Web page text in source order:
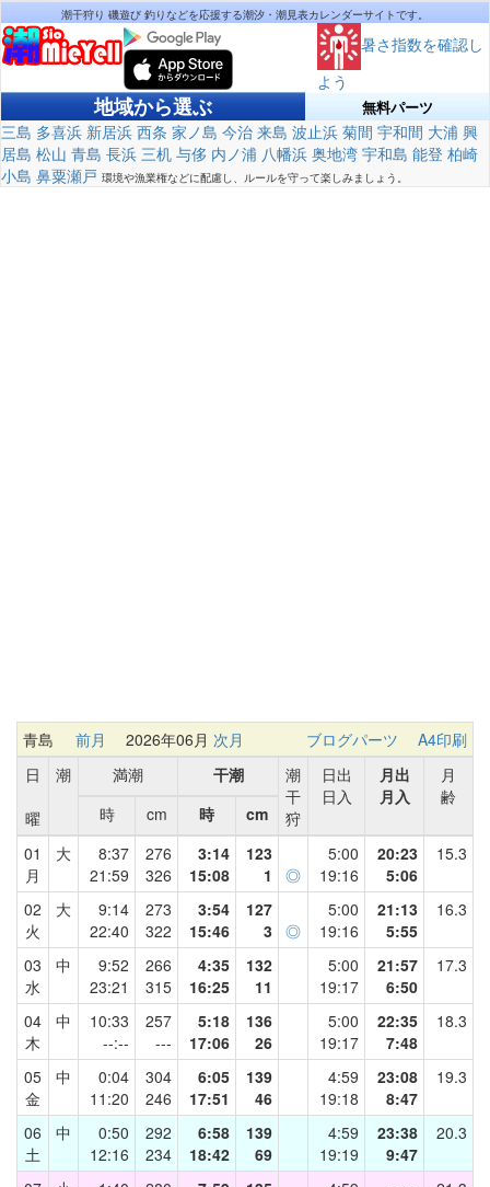
潮干狩り 磯遊び 釣りなどを応援する潮汐・潮見表カレンダーサイトです。
暑さ指数を確認し
よう
地域から選ぶ 無料パーツ
三島 多喜浜 新居浜 西条 家ノ島 今治 来島 波止浜 菊間 宇和間 大浦 興
居島 松山 青島 長浜 三机 与侈 内ノ浦 八幡浜 奥地湾 宇和島 能登 柏崎
小島 鼻粟瀬戸 環境や漁業権などに配慮し、ルールを守って楽しみましょう。
青島 前月 2026年06月 次月 ブログパーツ
A4印刷
日
曜
潮 満潮 干潮
潮
干
狩
日出
日入
月出
月入
月
齢
時
cm 時
cm
01
月
大
8:37
21:59
276
326
3:14
15:08
123
1
◎
5:00
19:16
20:23
5:06
15.3
02
火
大
9:14
22:40
273
322
3:54
15:46
127
3 ◎
5:00
19:16
21:13
5:55
16.3
03
水
中
9:52
23:21
266
315
4:35
16:25
132
11
5:00
19:17
21:57
6:50
17.3
04
木
中
10:33
--:--
257
---
5:18
17:06
136
26
5:00
19:17
22:35
7:48
18.3
05
金
中
0:04
11:20
304
246
6:05
17:51
139
46
4:59
19:18
23:08
8:47
19.3
06
土
中
0:50
12:16
292
234
6:58
18:42
139
69
4:59
19:19
23:38
9:47
20.3